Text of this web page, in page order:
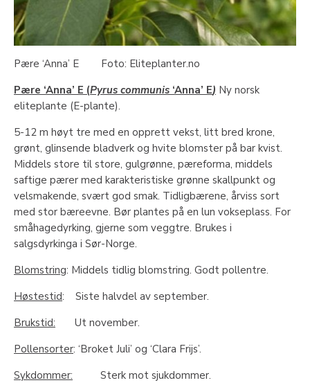
Pære ‘Anna’ E Foto: Eliteplanter.no
Pære ‘Anna’ E (Pyrus communis ‘Anna’ E) Ny norsk
eliteplante (E-plante).
5-12 m høyt tre med en opprett vekst, litt bred krone,
grønt, glinsende bladverk og hvite blomster på bar kvist.
Middels store til store, gulgrønne, pæreforma, middels
saftige pærer med karakteristiske grønne skallpunkt og
velsmakende, svært god smak. Tidligbærene, årviss sort
med stor bæreevne. Bør plantes på en lun vokseplass. For
småhagedyrking, gjerne som veggtre. Brukes i
salgsdyrkinga i Sør-Norge.
Blomstring: Middels tidlig blomstring. Godt pollentre.
Høstestid: Siste halvdel av september.
Brukstid: Ut november.
Pollensorter: ‘Broket Juli’ og ‘Clara Frijs’.
Sykdommer: Sterk mot sjukdommer.